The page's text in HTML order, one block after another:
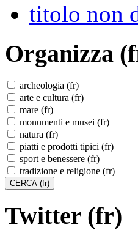
titolo non
Organizza
archeologia (fr)
arte e cultura (fr)
mare (fr)
monumenti e musei (fr)
natura (fr)
piatti e prodotti tipici (fr)
sport e benessere (fr)
tradizione e religione (fr)
Twitter (fr)